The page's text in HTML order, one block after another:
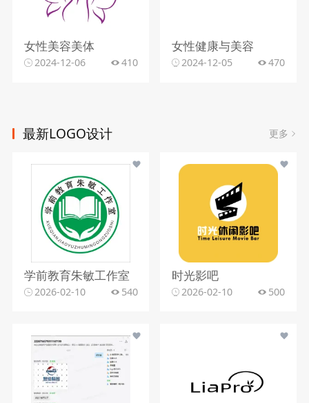
女性美容美体
2024-12-06 410
女性健康与美容
2024-12-05 470
最新LOGO设计 更多
学前教育朱敏工作室
2026-02-10 540
时光影吧
2026-02-10 500